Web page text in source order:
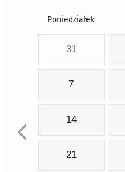
Poniedziałek
31
7
14
21